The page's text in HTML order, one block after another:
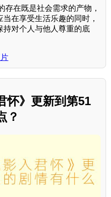
存在既是社会需求的产物，
在享受生活乐趣的同时，
持对个人与他人尊重的底
怀》更新到第51
？